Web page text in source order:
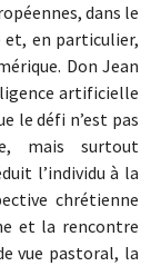
dans le
et, en particulier,
Don Jean
artificielle
le défi n’est pas
mais surtout
l’individu à la
chrétienne
et la rencontre
vue pastoral, la